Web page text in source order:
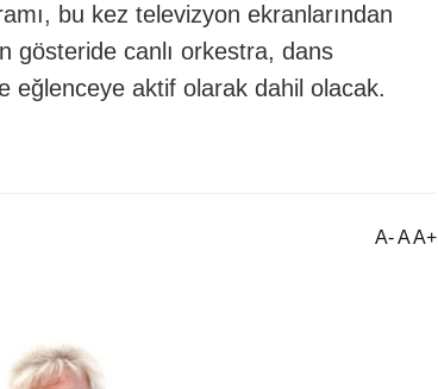
bu kez televizyon ekranlarından
gösteride canlı orkestra, dans
eğlenceye aktif olarak dahil olacak.
A- A A+